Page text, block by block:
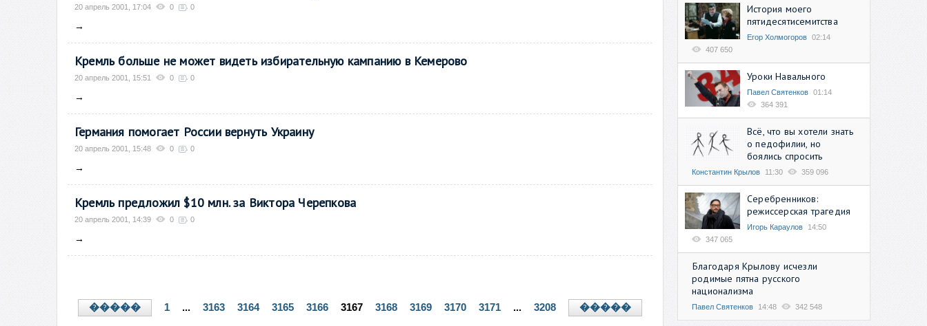
20 апрель 2001, 17:04 0 0
→
Кремль больше не может видеть избирательную кампанию в Кемерово
20 апрель 2001, 15:51 0 0
→
Германия помогает России вернуть Украину
20 апрель 2001, 15:48 0 0
→
Кремль предложил $10 млн. за Виктора Черепкова
20 апрель 2001, 14:39 0 0
→
����� 1 ... 3163 3164 3165 3166 3167 3168 3169 3170 3171 ... 3208 �����
История моего
пятидесятисемитства
Егор Холмогоров 02:14
407 650
Уроки Навального
Павел Святенков 01:14
364 391
Всё, что вы хотели знать
о педофилии, но
боялись спросить
Константин Крылов 11:30 359 096
Серебренников:
режиссерская трагедия
Игорь Караулов
14:50
347 065
Благодаря Крылову исчезли
родимые пятна русского
национализма
Павел Святенков 14:48 342 548